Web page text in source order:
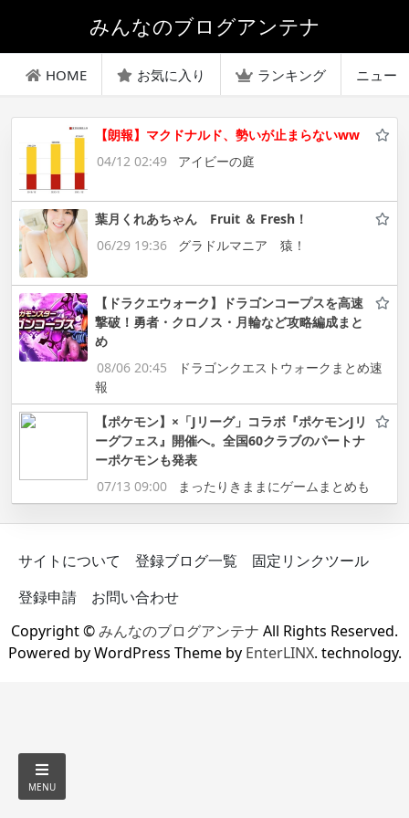
みんなのブログアンテナ
HOME お気に入り ランキング ニュー
【朗報】マクドナルド、勢いが止まらないww
04/12 02:49
アイビーの庭
葉月くれあちゃん Fruit ＆ Fresh！
06/29 19:36
グラドルマニア 猿！
【ドラクエウォーク】ドラゴンコープスを高速
撃破！勇者・クロノス・月輪など攻略編成まと
め
08/06 20:45
ドラゴンクエストウォークまとめ速
報
【ポケモン】×「Jリーグ」コラボ『ポケモンJリ
ーグフェス』開催へ。全国60クラブのパートナ
ーポケモンも発表
07/13 09:00
まったりきままにゲームまとめも
サイトについて 登録ブログ一覧
固定リンクツール
登録申請
お問い合わせ
Copyright ©みんなのブログアンテナ All Rights Reserved.
Powered by WordPress Theme by EnterLINX. technology.
MENU